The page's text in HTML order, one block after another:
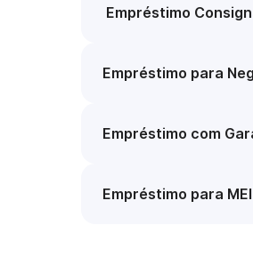
Empréstimo
Empréstimo para
Empréstimo com
Empréstimo para